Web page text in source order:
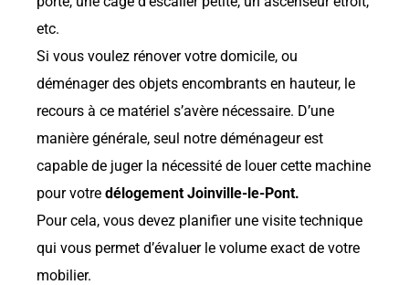
etc.
Si vous voulez rénover votre domicile, ou
déménager des objets encombrants en hauteur, le
recours à ce matériel s’avère nécessaire. D’une
manière générale, seul notre déménageur est
capable de juger la nécessité de louer cette machine
pour votre délogement Joinville-le-Pont.
Pour cela, vous devez planifier une visite technique
qui vous permet d’évaluer le volume exact de votre
mobilier.